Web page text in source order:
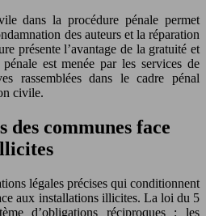
dans la procédure pénale permet
des auteurs et la réparation
présente l’avantage de la gratuité et
est menée par les services de
rassemblées dans le cadre pénal
civile.
des communes face
légales précises qui conditionnent
aux installations illicites. La loi du 5
d’obligations réciproques : les